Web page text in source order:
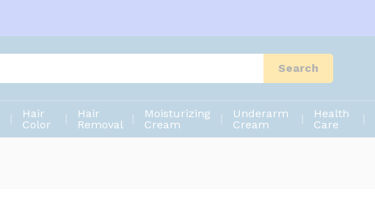
Search
Hair
Color
Hair
Removal
Moisturizing
Cream
Underarm
Cream
Health
Care